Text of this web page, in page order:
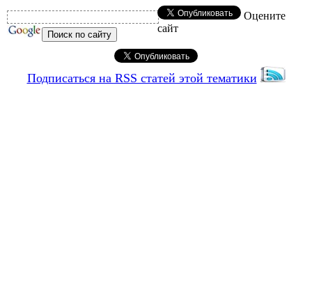
Оцените
сайт
Подписаться на RSS статей этой тематики